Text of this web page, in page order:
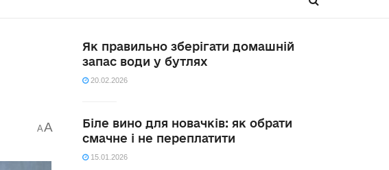
AA
Як правильно зберігати домашній
запас води у бутлях
20.02.2026
Біле вино для новачків: як обрати
смачне і не переплатити
15.01.2026